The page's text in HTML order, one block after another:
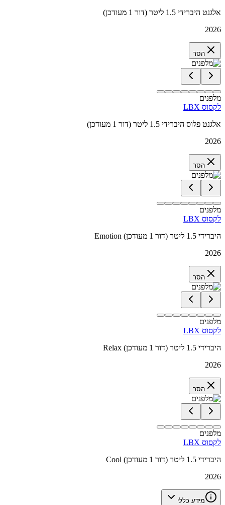
אלגנט היברידי 1.5 ליטר (דור 1 מעודכן)
2026
הסר
מלפנים
לקסוס LBX
אלגנט פלוס היברידי 1.5 ליטר (דור 1 מעודכן)
2026
הסר
מלפנים
לקסוס LBX
Emotion היברידי 1.5 ליטר (דור 1 מעודכן)
2026
הסר
מלפנים
לקסוס LBX
Relax היברידי 1.5 ליטר (דור 1 מעודכן)
2026
הסר
מלפנים
לקסוס LBX
Cool היברידי 1.5 ליטר (דור 1 מעודכן)
2026
מידע כללי